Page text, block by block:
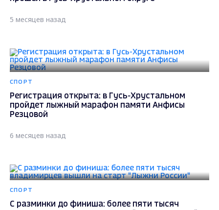
5 месяцев назад
СПОРТ
Регистрация открыта: в Гусь-Хрустальном
пройдет лыжный марафон памяти Анфисы
Резцовой
6 месяцев назад
СПОРТ
С разминки до финиша: более пяти тысяч